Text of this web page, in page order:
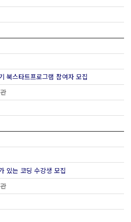
북스타트프로그램 참여자 모집
있는 코딩 수강생 모집